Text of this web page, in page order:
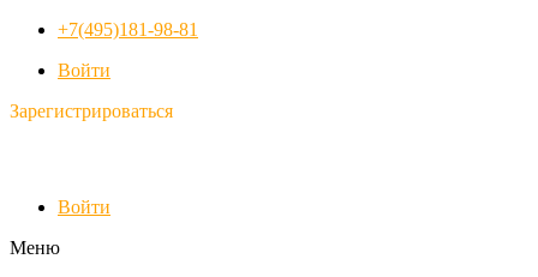
+7(495)181-98-81
Войти
Зарегистрироваться
Войти
Меню